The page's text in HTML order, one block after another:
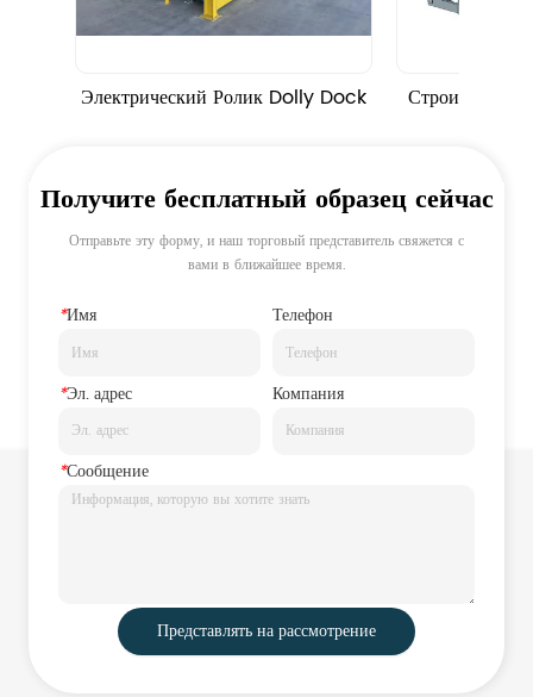
Электрический Ролик Dolly Dock Строительная
Получите бесплатный образец сейчас
Отправьте эту форму, и наш торговый представитель свяжется с
вами в ближайшее время.
*Имя Телефон
*Эл. адрес Компания
*Сообщение
Представлять на рассмотрение